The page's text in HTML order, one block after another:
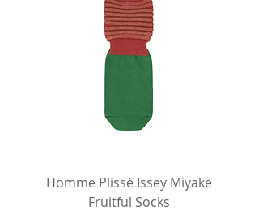
Homme Plissé Issey Miyake
Fruitful Socks